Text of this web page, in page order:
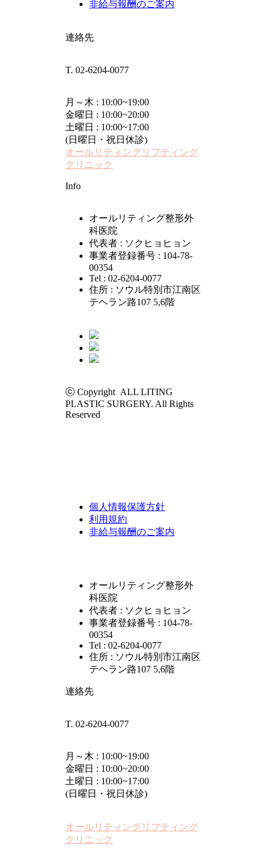
非給与報酬のご案内
連絡先
T. 02-6204-0077
月～木 : 10:00~19:00
金曜日 : 10:00~20:00
土曜日 : 10:00~17:00
(日曜日・祝日休診)
オールリティングリフティング
クリニック
Info
オールリティング整形外
科医院
代表者 : ソクヒョヒョン
事業者登録番号 : 104-78-
00354
Tel : 02-6204-0077
住所 : ソウル特別市江南区
テヘラン路107 5,6階
ⓒ Copyright ALL LITING
PLASTIC SURGERY. All Rights
Reserved
個人情報保護方針
利用規約
非給与報酬のご案内
オールリティング整形外
科医院
代表者 : ソクヒョヒョン
事業者登録番号 : 104-78-
00354
Tel : 02-6204-0077
住所 : ソウル特別市江南区
テヘラン路107 5,6階
連絡先
T. 02-6204-0077
月～木 : 10:00~19:00
金曜日 : 10:00~20:00
土曜日 : 10:00~17:00
(日曜日・祝日休診)
オールリティングリフティング
クリニック